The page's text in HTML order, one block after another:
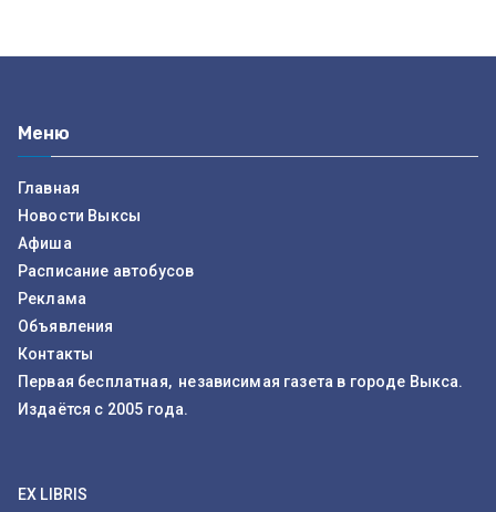
Меню
Главная
Новости Выксы
Афиша
Расписание автобусов
Реклама
Объявления
Контакты
Первая бесплатная, независимая газета в городе Выкса.
Издаётся с 2005 года.
EX LIBRIS